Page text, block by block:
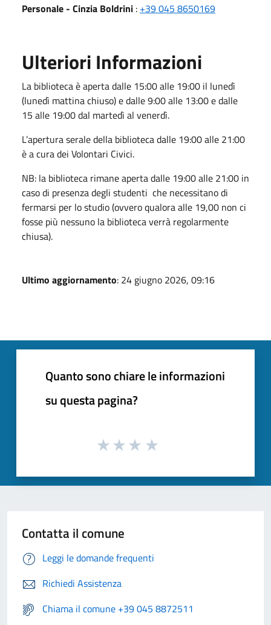
Personale - Cinzia Boldrini : +39 045 8650169
Ulteriori Informazioni
La biblioteca è aperta dalle 15:00 alle 19:00 il lunedì
(lunedì mattina chiuso) e dalle 9:00 alle 13:00 e dalle
15 alle 19:00 dal martedì al venerdì.
L’apertura serale della biblioteca dalle 19:00 alle 21:00
è a cura dei Volontari Civici.
NB: la biblioteca rimane aperta dalle 19:00 alle 21:00 in
caso di presenza degli studenti che necessitano di
fermarsi per lo studio (ovvero qualora alle 19,00 non ci
fosse più nessuno la biblioteca verrà regolarmente
chiusa).
Ultimo aggiornamento: 24 giugno 2026, 09:16
Quanto sono chiare le informazioni
su questa pagina?
Contatta il comune
Leggi le domande frequenti
Richiedi Assistenza
Chiama il comune +39 045 8872511